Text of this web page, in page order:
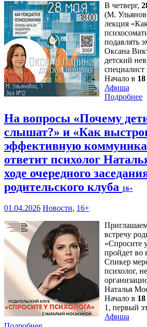
В четверг,
(М.
лекция
подавлять
Оксана
детский
специалист
Начало в
Афиша
Подробнее
На вопросы «Почему
слышат?» и «Как
эффективную
ответит психолог
ходе очередного
родительского клуба 16+
01.04.2026 Новости, 16+
встречу
«Спросите
пройдет во
Спикер
психолог,
Наталья
Начало в
1, первый
Афиша